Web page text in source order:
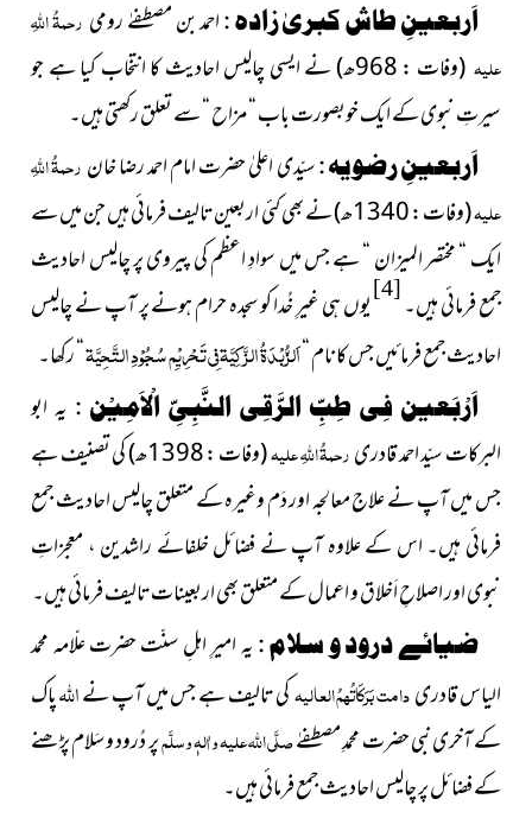
اَربعینِ طاش کبریٰ زادہ :احمد بن مصطفےٰ رومی رحمۃُ اللہِ
علیہ (وفات : 968ھ)
نے ایسی چالیس احادیث کا انتخاب کیا ہے جو
سیرتِ نبوی کے ایک خوبصورت باب “ مزاح “ سے تعلق رکھتی ہیں۔
اَربعینِ رضویہ :سیّدی اعلیٰ حضرت امام احمد رضا خانرحمۃُ اللہِ
علیہ(وفات : 1340ھ)
نے بھی کئی اربعین تالیف فرمائی ہیں جن میں سے
ایک “ مختصر المیزان “ ہے جس میں سوادِ اعظم کی پیروی پر چالیس احادیث
جمع فرمائی ہیں۔ [4]یوں ہی غیرِ خُدا کو سجدہ حرام ہونے پر آپ نے چالیس
احادیث جمع فرمائیں جس کا نام “اَلزُّبْدَۃُالزَّکِیَّۃ فِی تَحْرِیْمِ سُجُوْدِ التَّحِیَّۃ“ رکھا۔
اَرْبَعین فِی طِبِّ الرَّقِی النَّبِیِّ الْاَمِیْن : یہ ابو
البرکات سیّد احمد قادریرحمۃُ اللہِ علیہ(وفات : 1398ھ)
کی تصنیف ہے
جس میں آپ نے علاج معالجہ اور دَم وغیرہ کے متعلق چالیس احادیث جمع
فرمائی ہیں۔ اس کے علاوہ آپ نے فضائل خلفائے راشدین ، معجزاتِ
نبوی اور اصلاحِ اَخلاق و اعمال کے متعلق بھی اربعینات تالیف فرمائی ہیں۔
ضیائے درود و سلام : یہ امیرِ اہلِ سنّت حضرت علّامہ محمد
الیاس قادریدامت بَرَکَاتُہمُ العالیہکی تالیف ہے جس میں آپ نےاللہپاک
کے آخری نبی حضرت محمدِ مصطفےٰصلَّی اللہ علیہ واٰلہٖ وسلَّمپر دُرود و سَلام پڑھنے
کے فضائل پر چالیس احادیث جمع فرمائی ہیں۔